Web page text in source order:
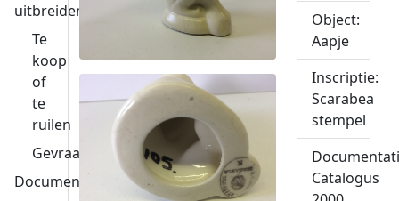
uitbreiden
Te
koop
of
te
ruilen
Gevraagd
Documentatie
Object:
Aapje
Inscriptie:
Scarabea
stempel
Catalogus